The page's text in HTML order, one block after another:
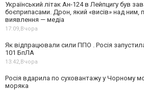
Український літак Ан-124 в Лейпцигу був
боєприпасами. Дрон, який «висів» над
виявлення — медіа
17:09,Вчора
Як відпрацювали сили ППО . Росія
101 БпЛА
13:42,Вчора
Росія вдарила по суховантажу у Чорному
моряка